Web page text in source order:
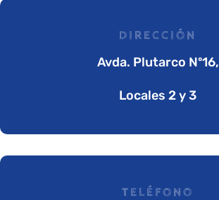
DIRECCIÓN
Avda. Plutarco Nº16,
Locales 2 y 3
TELÉFONO